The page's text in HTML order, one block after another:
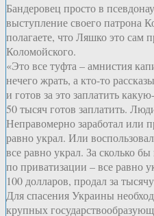
Бандеровец просто в
выступление своего патрона
полагаете, что Ляшко это
Коломойского.
«Это все туфта – амнистия
нечего жрать, а кто-то
и готов за это заплатить
50 тысяч готов заплатить.
Неправомерно заработал или
равно украл. Или
все равно украл. За сколько
по приватизации – все равно
100 долларов, продал за
Для спасения Украины
крупных